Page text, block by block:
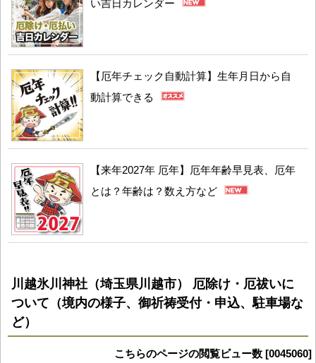
い吉日カレンダー
【厄年チェック自動計算】生年月日から自
動計算できる
【来年2027年 厄年】厄年年齢早見表、厄年
とは？年齢は？数え方など
川越氷川神社（埼玉県川越市） 厄除け・厄祓いに
ついて（境内の様子、御祈祷受付・申込、駐車場な
ど）
こちらのページの閲覧ビュー数 [0045060]